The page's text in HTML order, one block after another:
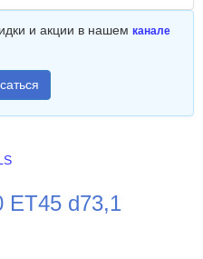
и акции в нашем канале
ET45 d73,1